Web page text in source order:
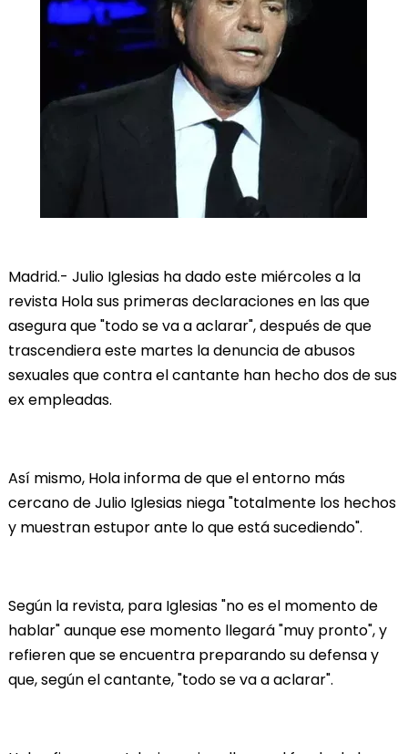
Madrid.- Julio Iglesias ha dado este miércoles a la
revista Hola sus primeras declaraciones en las que
asegura que "todo se va a aclarar", después de que
trascendiera este martes la denuncia de abusos
sexuales que contra el cantante han hecho dos de sus
ex empleadas.
Así mismo, Hola informa de que el entorno más
cercano de Julio Iglesias niega "totalmente los hechos
y muestran estupor ante lo que está sucediendo".
Según la revista, para Iglesias "no es el momento de
hablar" aunque ese momento llegará "muy pronto", y
refieren que se encuentra preparando su defensa y
que, según el cantante, "todo se va a aclarar".